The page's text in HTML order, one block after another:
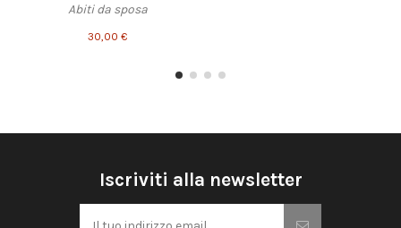
Abiti da sposa
30,00 €
Iscriviti alla newsletter